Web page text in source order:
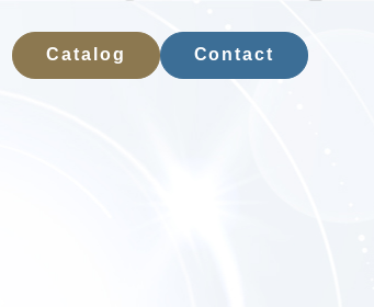
Catalog Contact